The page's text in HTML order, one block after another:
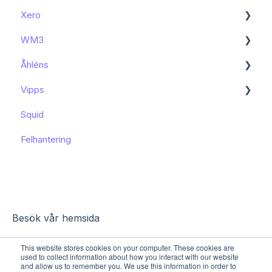
This website stores cookies on your computer. These cookies are
used to collect information about how you interact with our website
and allow us to remember you. We use this information in order to
Kom igång
Kända begränsningar
Xero
Kom igång
WM3
Kom igång
Åhléns
Kom igång
Funktioner och användning
Kända begränsningar
Vipps
Funktioner och användning
Squid
Felhantering
Besök vår hemsida